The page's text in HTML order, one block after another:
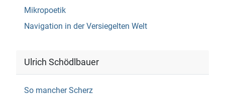
Mikropoetik
Navigation in der Versiegelten Welt
Ulrich Schödlbauer
So mancher Scherz